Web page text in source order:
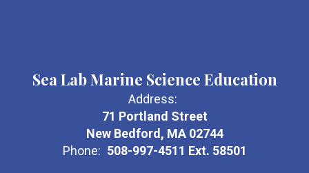
Sea Lab Marine Science Education
Address:
71 Portland Street
New Bedford, MA 02744
Phone: 508-997-4511 Ext. 58501